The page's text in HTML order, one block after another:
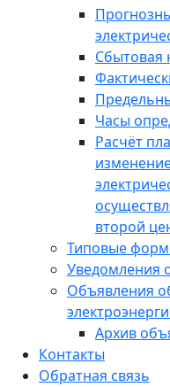
Сбытовая
Часы
Расчёт
второй
Типовые
Уведомления
Объявления
Архив
Контакты
Обратная связь